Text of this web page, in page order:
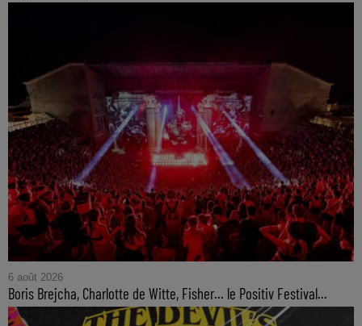
6 août 2026
Boris Brejcha, Charlotte de Witte, Fisher… le Positiv Festival...